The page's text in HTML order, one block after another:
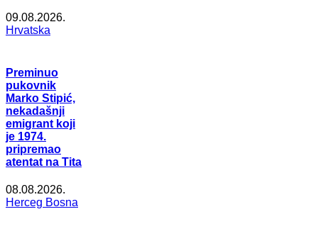
09.08.2026.
Hrvatska
Preminuo
pukovnik
Marko Stipić,
nekadašnji
emigrant koji
je 1974.
pripremao
atentat na Tita
08.08.2026.
Herceg Bosna